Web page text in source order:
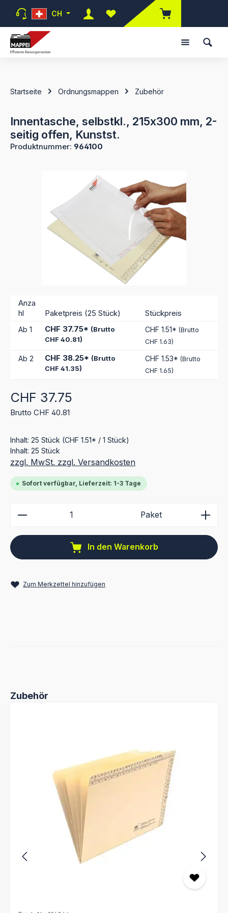
Zum Hauptinhalt springen
CH
Du hast 0 Produkte auf dem
Startseite Ordnungsmappen Zubehör
Innentasche, selbstkl., 215x300 mm, 2-
seitig offen, Kunstst.
Produktnummer: 964100
Bildergalerie überspringen
Anza
hl
Paketpreis (25 Stück) Stückpreis
Ab 1 CHF 37.75* (Brutto
CHF 40.81)
CHF 1.51* (Brutto
CHF 1.63)
Ab 2 CHF 38.25* (Brutto
CHF 41.35)
CHF 1.53* (Brutto
CHF 1.65)
Regulärer Preis:
CHF 37.75
Brutto CHF 40.81
Inhalt: 25 Stück (CHF 1.51* / 1 Stück)
Inhalt: 25 Stück
zzgl. MwSt. zzgl. Versandkosten
Sofort verfügbar, Lieferzeit: 1-3 Tage
Produkt Anzahl: Gib den gewünschten Wert ein
Paket
In den Warenkorb
Zum Merkzettel hinzufügen
Produktgalerie überspringen
Zubehör